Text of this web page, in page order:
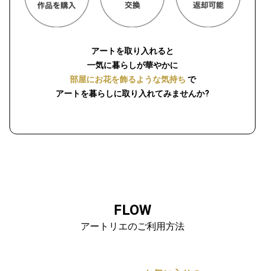
アートを取り入れると
一気に暮らしが華やかに
部屋にお花を飾るような気持ち で
アートを暮らしに取り入れてみませんか?
FLOW
アートリエのご利用方法